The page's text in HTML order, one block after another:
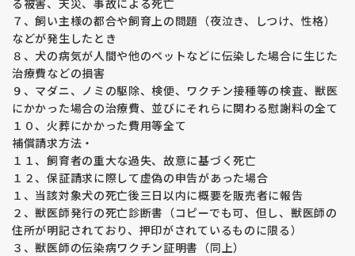
７、飼い主様の都合や飼育上の問題（夜泣き、しつけ、性格）
などが発生したとき
８、犬の病気が人間や他のペットなどに伝染した場合に生じた
治療費などの損害
９、マダニ、ノミの駆除、検便、ワクチン接種等の検査、獣医
にかかった場合の治療費、並びにそれらに関わる慰謝料の全て
１０、火葬にかかった費用等全て
補償請求方法・
１１、飼育者の重大な過失、故意に基づく死亡
１２、保証請求に際して虚偽の申告があった場合
１、当該対象犬の死亡後三日以内に概要を販売者に報告
２、獣医師発行の死亡診断書（コピーでも可、但し、獣医師の
住所が明記されており、押印がされているものに限る）
３、獣医師の伝染病ワクチン証明書（同上）